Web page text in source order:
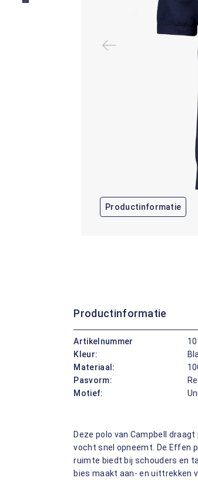
Productinformatie
Productinformatie
Artikelnummer
Kleur:
Materiaal:
Pasvorm:
Motief:
Deze polo van Campbell
vocht snel opneemt. De Effen
ruimte biedt bij schouders en
bies maakt aan- en uittrekken